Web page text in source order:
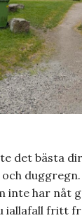
det bästa
inte har nåt
iallafall fritt